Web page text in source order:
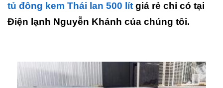
tủ đông kem Thái lan 500 lít giá rẻ chỉ có tại
Điện lạnh Nguyễn Khánh của chúng tôi.